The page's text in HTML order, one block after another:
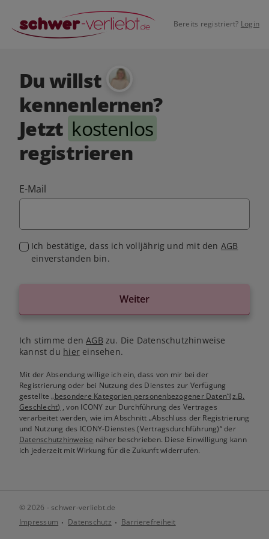
Bereits registriert? Login
Du willst
kennenlernen?
Jetzt kostenlos
registrieren
E-Mail
Ich bestätige, dass ich volljährig und mit den AGB
einverstanden bin.
Weiter
Ich stimme denAGB zu. Die Datenschutzhinweise
kannst du hiereinsehen.
Mit der Absendung willige ich ein, dass von mir bei der
Registrierung oder bei Nutzung des Dienstes zur Verfügung
gestellte„besondere Kategorien personenbezogener Daten“(z.B.
Geschlecht) , von ICONY zur Durchführung des Vertrages
verarbeitet werden, wie im Abschnitt „Abschluss der Registrierung
und Nutzung des ICONY-Dienstes (Vertragsdurchführung)“ der
Datenschutzhinweise näher beschrieben. Diese Einwilligung kann
ich jederzeit mit Wirkung für die Zukunft widerrufen.
© 2026 - schwer-verliebt.de
Impressum
Datenschutz Barrierefreiheit